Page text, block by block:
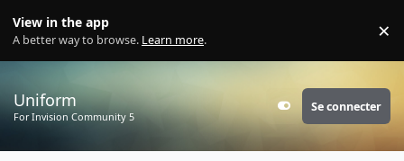
View in the app
A better way to browse. Learn more. ×
Uniform
For Invision Community 5 Customizer
Se connecter